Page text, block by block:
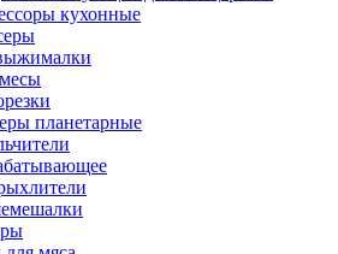
кухонные
планетарные